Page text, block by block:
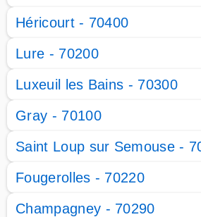
Héricourt - 70400
Lure - 70200
Luxeuil les Bains - 70300
Gray - 70100
Saint Loup sur Semouse -
Fougerolles - 70220
Champagney - 70290